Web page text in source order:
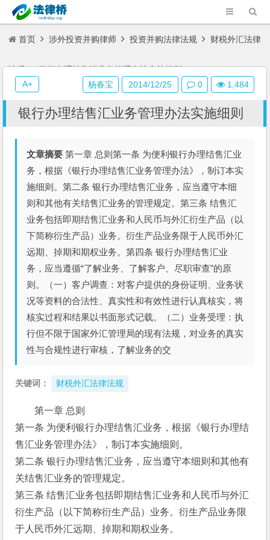
首页 涉外投资并购律师 投资并购法律法规 财税外汇法律
法规 银行办理结售汇业务管理办法实施细则
银行办理结售汇业务管理办法实施细则
文章摘要 第一章 总则第一条 为便利银行办理结售汇业
务，根据《银行办理结售汇业务管理办法》，制订本实
施细则。第二条 银行办理结售汇业务，应当遵守本细
则和其他有关结售汇业务的管理规定。第三条 结售汇
业务包括即期结售汇业务和人民币与外汇衍生产品（以
下简称衍生产品）业务。衍生产品业务限于人民币外汇
远期、掉期和期权业务。第四条 银行办理结售汇业
务，应当遵循“了解业务、了解客户、尽职审查”的原
则。（一）客户调查：对客户提供的身份证明、业务状
况等资料的合法性、真实性和有效性进行认真核实，将
核实过程和结果以书面形式记载。（二）业务受理：执
行但不限于国家外汇管理局的现有法规，对业务的真实
性与合规性进行审核，了解业务的交
关键词： 财税外汇法律法规
第一章 总则
第一条 为便利银行办理结售汇业务，根据《银行办理结
售汇业务管理办法》，制订本实施细则。
第二条 银行办理结售汇业务，应当遵守本细则和其他有
关结售汇业务的管理规定。
第三条 结售汇业务包括即期结售汇业务和人民币与外汇
衍生产品（以下简称衍生产品）业务。衍生产品业务限
于人民币外汇远期、掉期和期权业务。
杨春宝 2014/12/25 0 1,484
A+